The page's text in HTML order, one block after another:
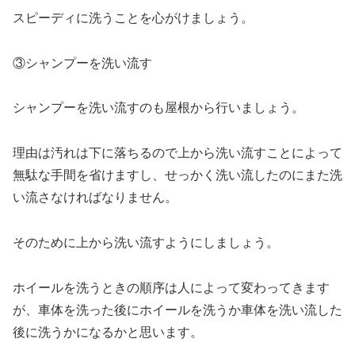
スピーディに洗うことを心がけましょう。
③シャンプーを洗い流す
シャンプーを洗い流すのも屋根から行いましょう。
理由は汚れは下に落ちるので上から洗い流すことによって
無駄な手間を省けますし、せっかく洗い流したのにまた洗
い流さなければなりません。
そのために上から洗い流すようにしましょう。
ホイールを洗うときの順序は人によって変わってきます
が、車体を洗った後にホイールを洗うか車体を洗い流した
後に洗うかになるかと思います。